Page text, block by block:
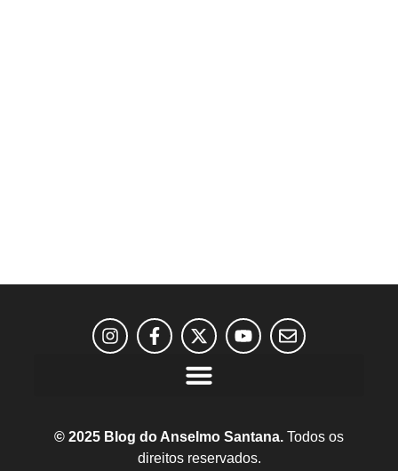
© 2025 Blog do Anselmo Santana. Todos os
direitos reservados.